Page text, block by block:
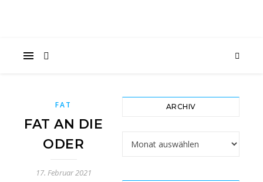
im
FAT
FAT AN DIE
ODER
17. Februar 2021
ARCHIV